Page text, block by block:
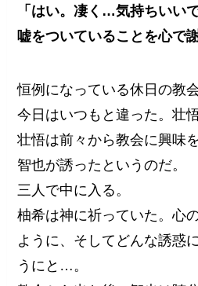
「はい。凄く…気持ちいいで
嘘をついていることを心で
恒例になっている休日の教会
今日はいつもと違った。壮
壮悟は前々から教会に興味
智也が誘ったというのだ。
三人で中に入る。
柚希は神に祈っていた。心
ように、そしてどんな誘惑
うにと…。